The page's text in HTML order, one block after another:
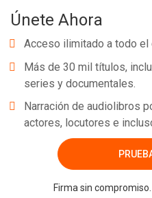
Únete Ahora
Acceso ilimitado a todo el
Más de 30 mil títulos,
series y documentales.
Narración de audiolibros
actores, locutores e
Firma sin